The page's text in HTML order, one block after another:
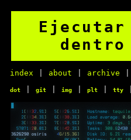
dentro
index about archive
dot git img plt tty